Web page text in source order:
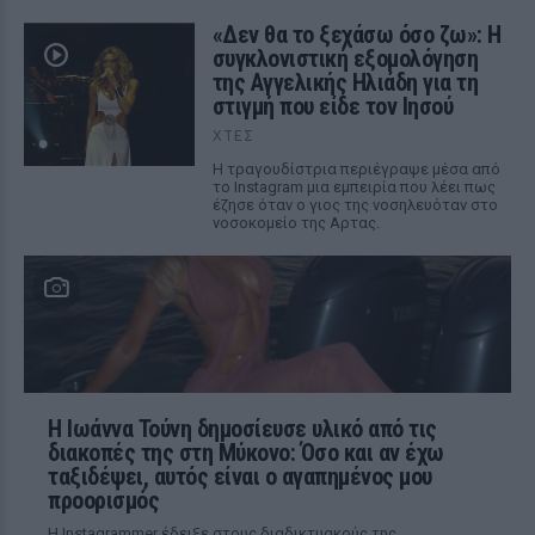
«Δεν θα το ξεχάσω όσο ζω»: Η
συγκλονιστική εξομολόγηση
της Αγγελικής Ηλιάδη για τη
στιγμή που είδε τον Ιησού
ΧΤΕΣ
Η τραγουδίστρια περιέγραψε μέσα από
το Instagram μια εμπειρία που λέει πως
έζησε όταν ο γιος της νοσηλευόταν στο
νοσοκομείο της Αρτας.
Η Ιωάννα Τούνη δημοσίευσε υλικό από τις
διακοπές της στη Μύκονο: Όσο και αν έχω
ταξιδέψει, αυτός είναι ο αγαπημένος μου
προορισμός